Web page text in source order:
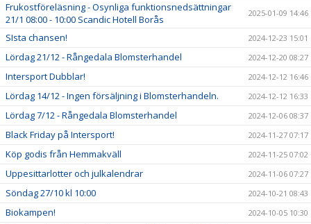
Frukostföreläsning - Osynliga funktionsnedsättningar
21/1 08:00 - 10:00 Scandic Hotell Borås
2025-01-09 14:46
SIsta chansen! 2024-12-23 15:01
Lördag 21/12 - Rångedala Blomsterhandel 2024-12-20 08:27
Intersport Dubblar! 2024-12-12 16:46
Lördag 14/12 - Ingen försäljning i Blomsterhandeln. 2024-12-12 16:33
Lördag 7/12 - Rångedala Blomsterhandel 2024-12-06 08:37
Black Friday på Intersport! 2024-11-27 07:17
Köp godis från Hemmakväll 2024-11-25 07:02
Uppesittarlotter och julkalendrar 2024-11-06 07:27
Söndag 27/10 kl 10:00 2024-10-21 08:43
Biokampen! 2024-10-05 10:30